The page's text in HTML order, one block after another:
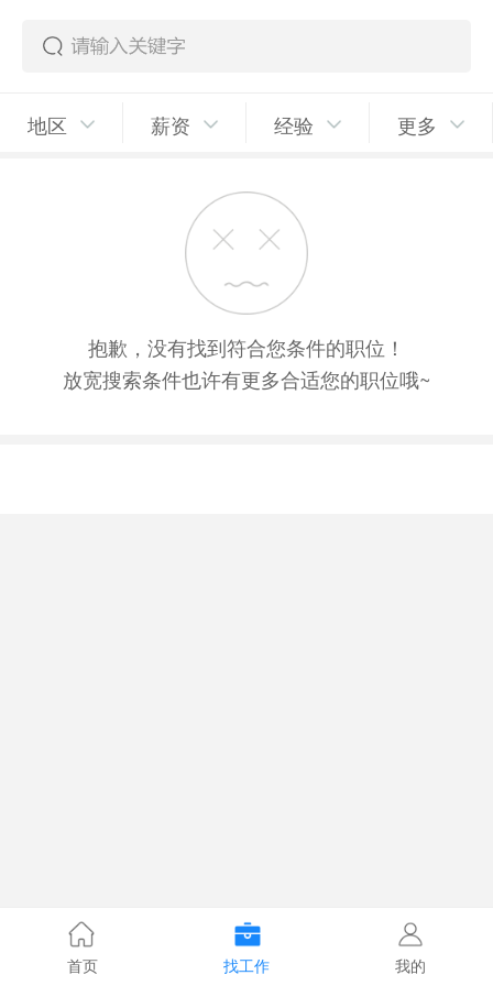
地区 薪资 经验 更多
抱歉，没有找到符合您条件的职位！
放宽搜索条件也许有更多合适您的职位哦~
首页 找工作 我的